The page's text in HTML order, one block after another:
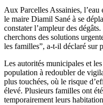
Aux Parcelles Assainies,
le maire Diamil Sané à se
constater l’ampleur des
cherchons des solutions
les familles”, a-t-il déclaré sur
Les autorités municipales et
population à redoubler de
plus touchées, où le risque
élevé. Plusieurs familles ont
temporairement leurs